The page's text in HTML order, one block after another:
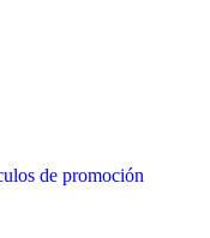
de promoción